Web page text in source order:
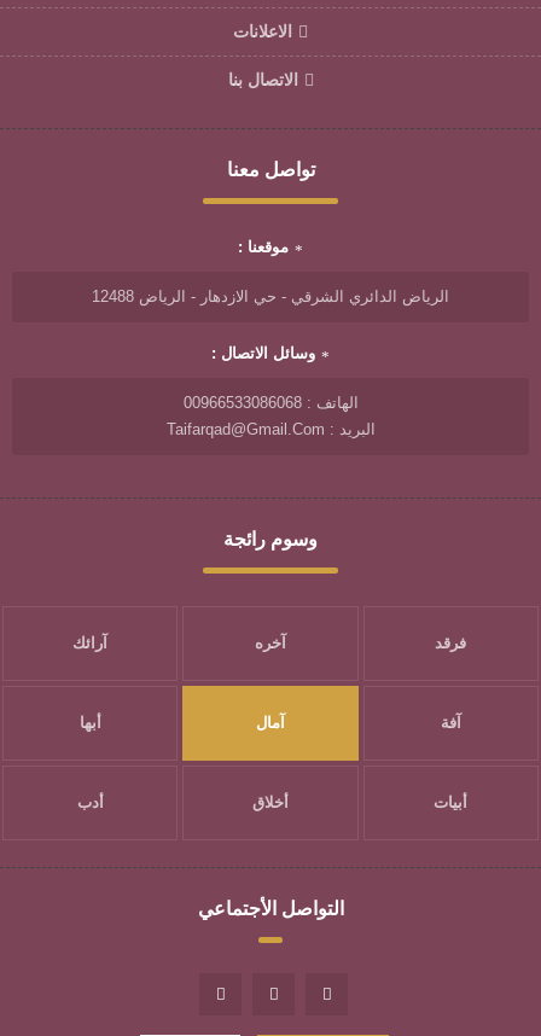
الاعلانات
الاتصال بنا
تواصل معنا
موقعنا :
الرياض الدائري الشرقي - حي الازدهار - الرياض 12488
وسائل الاتصال :
الهاتف : 00966533086068
البريد : Taifarqad@gmail.com
وسوم رائجة
فرقد آخره آرائك
آفة آمال أبها
أبيات أخلاق أدب
التواصل الأجتماعي